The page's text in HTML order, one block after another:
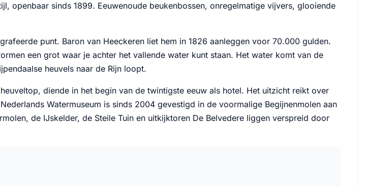
openbaar sinds 1899. Eeuwenoude beukenbossen, onregelmatige vijvers, glooiende
punt. Baron van Heeckeren liet hem in 1826 aanleggen voor 70.000 gulden.
een grot waar je achter het vallende water kunt staan. Het water komt van de
heuvels naar de Rijn loopt.
diende in het begin van de twintigste eeuw als hotel. Het uitzicht reikt over
Watermuseum is sinds 2004 gevestigd in de voormalige Begijnenmolen aan
de IJskelder, de Steile Tuin en uitkijktoren De Belvedere liggen verspreid door